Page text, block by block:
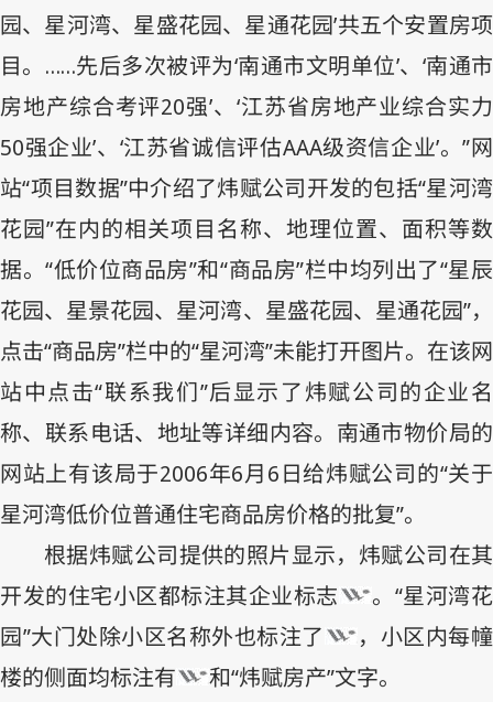
园、星河湾、星盛花园、星通花园’共五个安置房项
目。……先后多次被评为‘南通市文明单位’、‘南通市
房地产综合考评20强’、‘江苏省房地产业综合实力
50强企业’、‘江苏省诚信评估AAA级资信企业’。”网
站“项目数据”中介绍了炜赋公司开发的包括“星河湾
花园”在内的相关项目名称、地理位置、面积等数
据。“低价位商品房”和“商品房”栏中均列出了“星辰
花园、星景花园、星河湾、星盛花园、星通花园”，
点击“商品房”栏中的“星河湾”未能打开图片。在该网
站中点击“联系我们”后显示了炜赋公司的企业名
称、联系电话、地址等详细内容。南通市物价局的
网站上有该局于2006年6月6日给炜赋公司的“关于
星河湾低价位普通住宅商品房价格的批复”。
根据炜赋公司提供的照片显示，炜赋公司在其
开发的住宅小区都标注其企业标志
。“星河湾花
园”大门处除小区名称外也标注了
，小区内每幢
楼的侧面均标注有
和“炜赋房产”文字。